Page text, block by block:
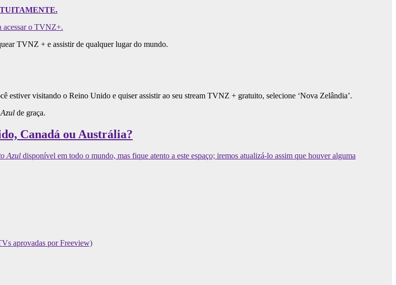
acessar o TVNZ+.
TVNZ + e assistir de qualquer lugar do mundo.
estiver visitando o Reino Unido e quiser assistir ao seu stream TVNZ + gratuito, selecione ‘Nova Zelândia’.
de graça.
Canadá ou Austrália?
Azul disponível em todo o mundo, mas fique atento a este espaço; iremos atualizá-lo assim que houver alguma
aprovadas por Freeview)